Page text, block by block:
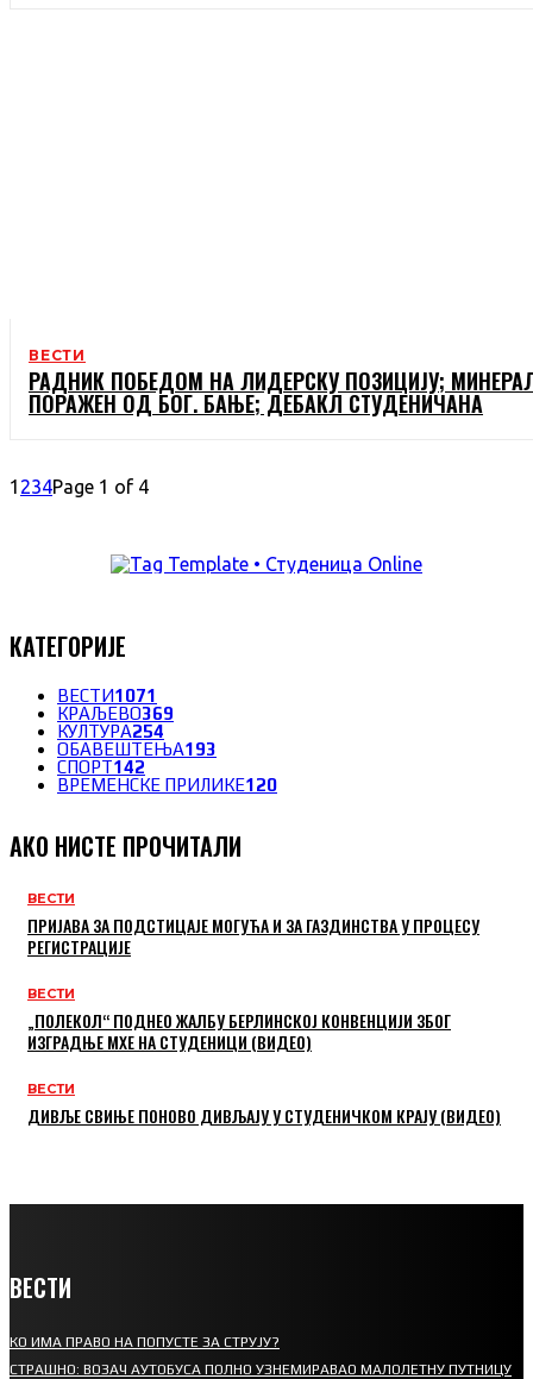
ВЕСТИ
РАДНИК ПОБЕДОМ НА ЛИДЕРСКУ ПОЗИЦИЈУ;
ПОРАЖЕН ОД БОГ. БАЊЕ; ДЕБАКЛ СТУДЕНИЧАНА
1 234Page 1 of 4
КАТЕГОРИЈЕ
ВЕСТИ1071
КРАЉЕВО369
КУЛТУРА254
ОБАВЕШТЕЊА193
СПОРТ142
ВРЕМЕНСКЕ ПРИЛИКЕ120
АКО НИСТЕ ПРОЧИТАЛИ
ВЕСТИ
ПРИЈАВА ЗА ПОДСТИЦАЈЕ МОГУЋА И ЗА ГАЗДИНСТВА У ПРОЦЕСУ
РЕГИСТРАЦИЈЕ
ВЕСТИ
„ПОЛЕКОЛ“ ПОДНЕО ЖАЛБУ БЕРЛИНСКОЈ КОНВЕНЦИЈИ ЗБОГ
ИЗГРАДЊЕ МХЕ НА СТУДЕНИЦИ (ВИДЕО)
ВЕСТИ
ДИВЉЕ СВИЊЕ ПОНОВО ДИВЉАЈУ У СТУДЕНИЧКОМ КРАЈУ (ВИДЕО)
ВЕСТИ
КО ИМА ПРАВО НА ПОПУСТЕ ЗА СТРУЈУ?
СТРАШНО: ВОЗАЧ АУТОБУСА ПОЛНО УЗНЕМИРАВАО МАЛОЛЕТНУ ПУТНИЦУ